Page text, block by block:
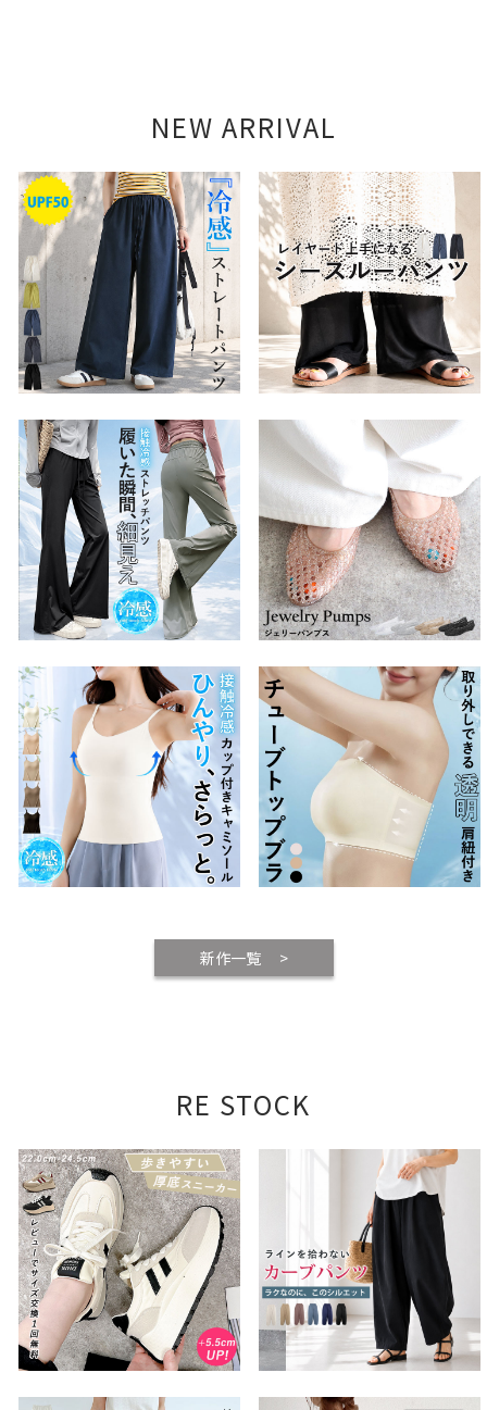
NEW ARRIVAL
新作一覧 >
RE STOCK